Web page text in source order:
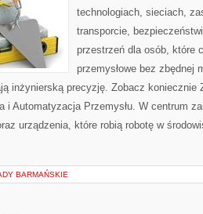
technologiach, sieciach,
transporcie,
przestrzeń dla osób, które
przemysłowe bez zbędnej
inżynierską precyzję. Zobacz koniecznie
i Automatyzacja Przemysłu. W centrum
urządzenia, które robią robotę w
BARMAŃSKIE